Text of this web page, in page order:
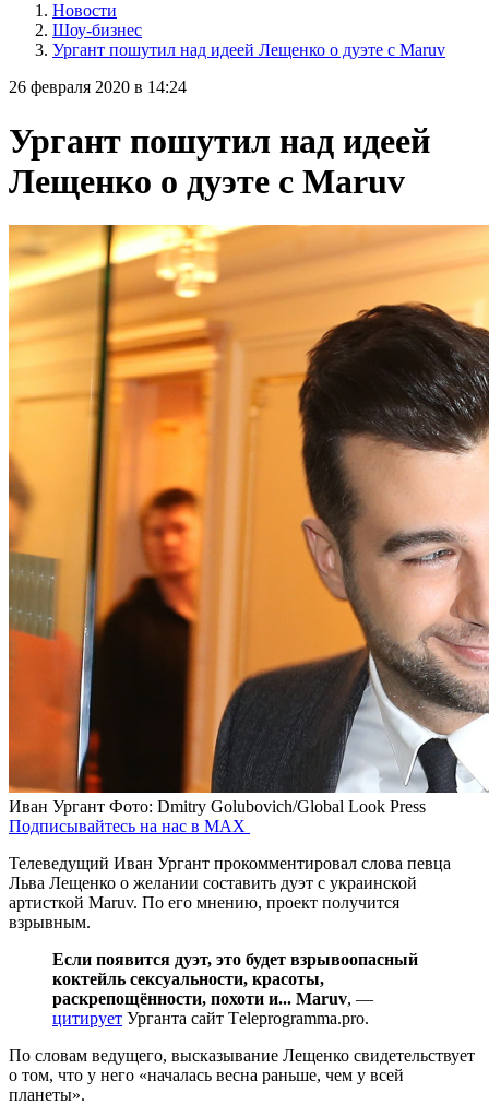
Новости
Шоу-бизнес
Ургант пошутил над идеей Лещенко о дуэте с Maruv
26 февраля 2020 в 14:24
Ургант пошутил над идеей
Лещенко о дуэте с Maruv
Иван Ургант Фото: Dmitry Golubovich/Global Look Press
Подписывайтесь на нас в MAX
Телеведущий Иван Ургант прокомментировал слова певца
Льва Лещенко о желании составить дуэт с украинской
артисткой Maruv. По его мнению, проект получится
взрывным.
Если появится дуэт, это будет взрывоопасный
коктейль сексуальности, красоты,
раскрепощённости, похоти и... Maruv, —
цитирует Урганта сайт Тeleprogramma.pro.
По словам ведущего, высказывание Лещенко свидетельствует
о том, что у него «началась весна раньше, чем у всей
планеты».